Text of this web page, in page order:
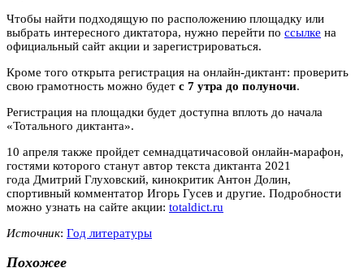
Чтобы найти подходящую по расположению площадку или
выбрать интересного диктатора, нужно перейти по ссылке на
официальный сайт акции и зарегистрироваться.
Кроме того открыта регистрация на онлайн-диктант: проверить
свою грамотность можно будет с 7 утра до полуночи.
Регистрация на площадки будет доступна вплоть до начала
«Тотального диктанта».
10 апреля также пройдет семнадцатичасовой онлайн-марафон,
гостями которого станут автор текста диктанта 2021
года Дмитрий Глуховский, кинокритик Антон Долин,
спортивный комментатор Игорь Гусев и другие. Подробности
можно узнать на сайте акции: totaldict.ru
Источник: Год литературы
Похожее